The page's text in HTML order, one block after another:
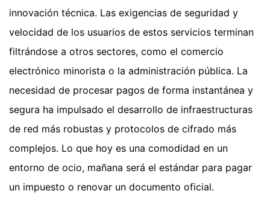
innovación técnica. Las exigencias de seguridad y
velocidad de los usuarios de estos servicios terminan
filtrándose a otros sectores, como el comercio
electrónico minorista o la administración pública. La
necesidad de procesar pagos de forma instantánea y
segura ha impulsado el desarrollo de infraestructuras
de red más robustas y protocolos de cifrado más
complejos. Lo que hoy es una comodidad en un
entorno de ocio, mañana será el estándar para pagar
un impuesto o renovar un documento oficial.